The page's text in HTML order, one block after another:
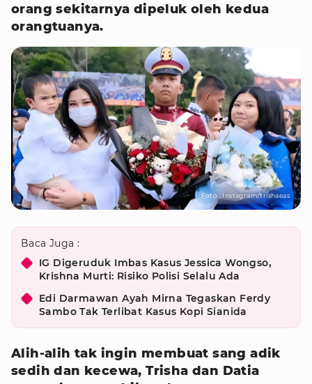
orang sekitarnya dipeluk oleh kedua
orangtuanya.
Foto : Instagram/trishaeas
Baca Juga :
IG Digeruduk Imbas Kasus Jessica Wongso,
Krishna Murti: Risiko Polisi Selalu Ada
Edi Darmawan Ayah Mirna Tegaskan Ferdy
Sambo Tak Terlibat Kasus Kopi Sianida
Alih-alih tak ingin membuat sang adik
sedih dan kecewa, Trisha dan Datia